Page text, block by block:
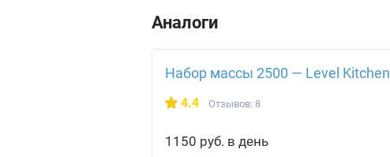
Аналоги
Набор массы 2500 — Level Kitchen
4.4 Отзывов: 8
1150 руб. в день